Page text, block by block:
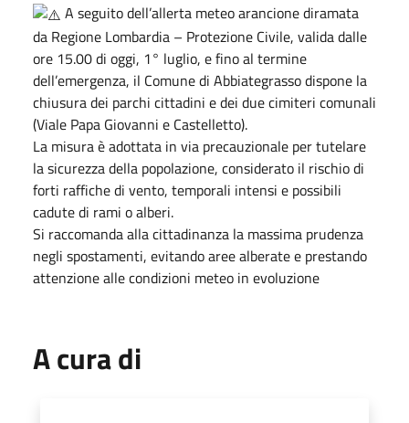
A seguito dell’allerta meteo arancione diramata
da Regione Lombardia – Protezione Civile, valida dalle
ore 15.00 di oggi, 1° luglio, e fino al termine
dell’emergenza, il Comune di Abbiategrasso dispone la
chiusura dei parchi cittadini e dei due cimiteri comunali
(Viale Papa Giovanni e Castelletto).
La misura è adottata in via precauzionale per tutelare
la sicurezza della popolazione, considerato il rischio di
forti raffiche di vento, temporali intensi e possibili
cadute di rami o alberi.
Si raccomanda alla cittadinanza la massima prudenza
negli spostamenti, evitando aree alberate e prestando
attenzione alle condizioni meteo in evoluzione
A cura di